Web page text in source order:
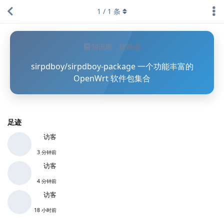
知识库 软路由
sirpdboy/sirpdboy-package 一个功能丰富的
OpenWrt 软件包集合
足迹
访客
3 分钟前
访客
4 分钟前
访客
18 小时前
1 / 1 条